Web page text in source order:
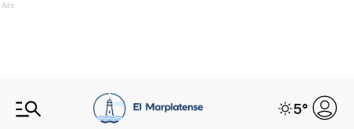
Ads
5°